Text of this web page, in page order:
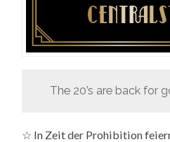
The 20’s are back for
☆ In Zeit der Prohibition